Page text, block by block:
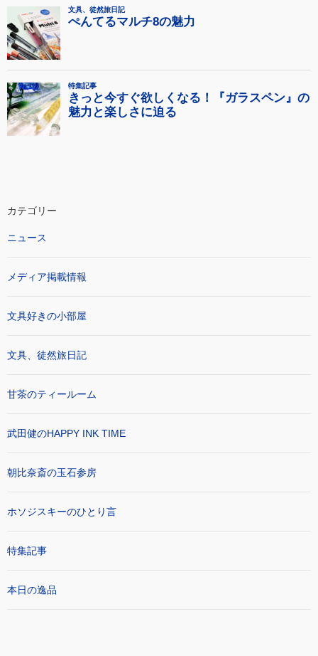
カテゴリー
ニュース
メディア掲載情報
文具好きの小部屋
文具、徒然旅日記
甘茶のティールーム
武田健のHAPPY INK TIME
朝比奈斎の玉石参房
ホソジスキーのひとり言
特集記事
本日の逸品